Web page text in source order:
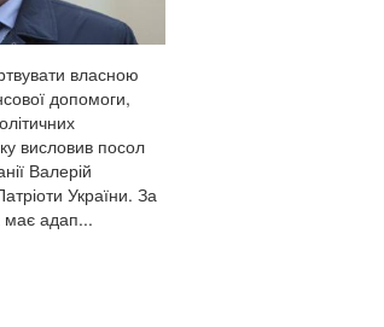
власною
допомоги,
висловив посол
Валерій
України. За
має адап...